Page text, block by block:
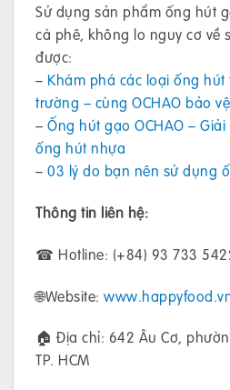
Sử dụng sản phẩm ống hút
cà phê, không lo nguy cơ về
được:
– Khám phá các loại ống
trường – cùng OCHAO bảo
– Ống hút gạo OCHAO –
ống hút nhựa
– 03 lý do bạn nên sử dụng
Thông tin liên hệ:
☎ Hotline: (+84) 93 733
🌐Website:
🏠 Địa chỉ: 642 Âu Cơ,
TP. HCM